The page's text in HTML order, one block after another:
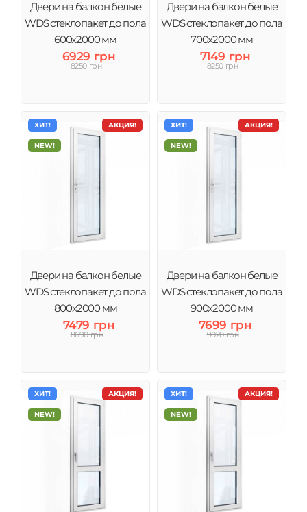
Двери на балкон белые
WDS стеклопакет до пола
600x2000 мм
6929 грн
8250 грн
Двери на балкон белые
WDS стеклопакет до пола
700x2000 мм
7149 грн
8250 грн
АКЦИЯ!
ХИТ!
NEW!
Двери на балкон белые
WDS стеклопакет до пола
800x2000 мм
7479 грн
8690 грн
АКЦИЯ!
ХИТ!
NEW!
Двери на балкон белые
WDS стеклопакет до пола
900x2000 мм
7699 грн
9020 грн
АКЦИЯ!
ХИТ!
NEW!
АКЦИЯ!
ХИТ!
NEW!